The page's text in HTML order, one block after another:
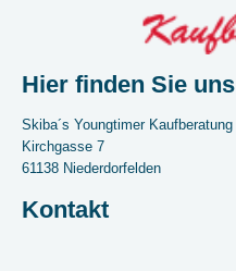
Hier finden Sie uns
Skiba´s Youngtimer Kaufberatung
Kirchgasse 7
61138 Niederdorfelden
Kontakt